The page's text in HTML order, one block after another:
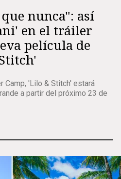
nunca": así
en el tráiler
película de
Camp, 'Lilo & Stitch' estará
a partir del próximo 23 de